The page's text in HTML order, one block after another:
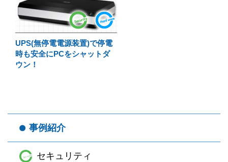
UPS(無停電電源装置)で停電
時も安全にPCをシャットダ
ウン！
事例紹介
セキュリティ